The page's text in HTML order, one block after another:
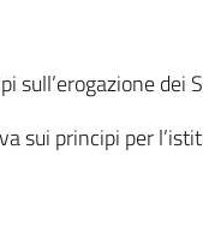
dei
principi per